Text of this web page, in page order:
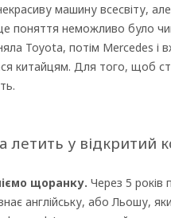
машину всесвіту,
поняття неможливо було
Toyota, потім Mercedes і
китайцям. Для того, щоб
у відкритий
щоранку. Через 5 років
англійську, або Льошу,